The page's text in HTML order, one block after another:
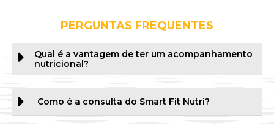
PERGUNTAS FREQUENTES
Qual é a vantagem de ter um acompanhamento
nutricional?
Como é a consulta do Smart Fit Nutri?